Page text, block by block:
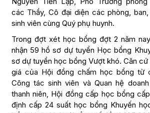
các Thầy, Cô đại diện các phòng, ban,
sinh viên cùng Quý phụ huynh.
Trong đợt xét học bổng đợt 2 năm
nhận 59 hồ sơ dự tuyển Học bổng
sơ dự tuyển học bổng Vượt khó. Căn cứ
giá của Hội đồng chấm học bổng từ
Công tác sinh viên và Quan hệ
thanh niên, Hội đồng cấp học bổng
định cấp 24 suất học bổng Khuyến